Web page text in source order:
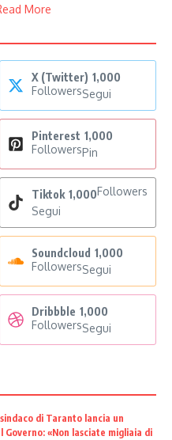
More
X (Twitter) 1,000
FollowersSegui
Pinterest 1,000
FollowersPin
Tiktok 1,000Followers
Segui
Soundcloud 1,000
FollowersSegui
Dribbble 1,000
FollowersSegui
di Taranto lancia un
Governo: «Non lasciate migliaia di